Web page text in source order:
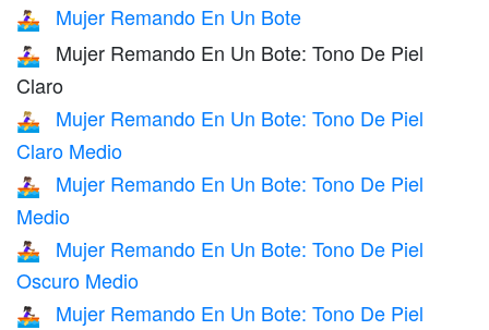
🚣‍♀️ Mujer Remando En Un Bote
🚣🏻‍♀️
Mujer Remando En Un Bote: Tono De Piel
Claro
🚣🏼‍♀️
Mujer Remando En Un Bote: Tono De Piel
Claro Medio
🚣🏽‍♀️
Mujer Remando En Un Bote: Tono De Piel
Medio
🚣🏾‍♀️
Mujer Remando En Un Bote: Tono De Piel
Oscuro Medio
🚣🏿‍♀️
Mujer Remando En Un Bote: Tono De Piel